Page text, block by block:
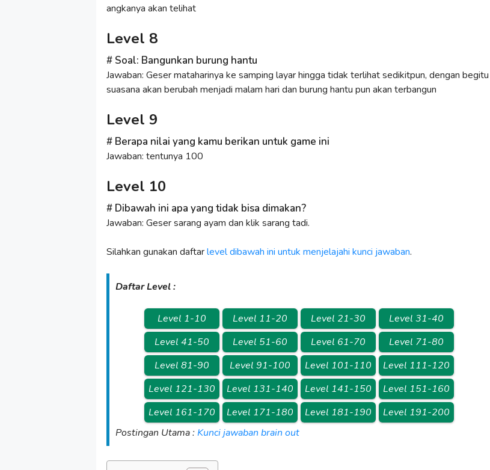
angkanya akan telihat
Level 8
Soal: Bangunkan burung hantu
Jawaban: Geser mataharinya ke samping layar hingga tidak terlihat sedikitpun, dengan begitu
suasana akan berubah menjadi malam hari dan burung hantu pun akan terbangun
Level 9
Berapa nilai yang kamu berikan untuk game ini
Jawaban: tentunya 100
Level 10
Dibawah ini apa yang tidak bisa dimakan?
Jawaban: Geser sarang ayam dan klik sarang tadi.
Silahkan gunakan daftarlevel dibawah ini untuk menjelajahi kunci jawaban.
Daftar Level :
Level 1-10 Level 11-20 Level 21-30
Level 31-40
Level 41-50
Level 51-60 Level 61-70
Level 71-80
Level 81-90
Level 91-100 Level 101-110
Level 111-120
Level 121-130
Level 131-140 Level 141-150
Level 151-160
Level 161-170
Level 171-180 Level 181-190
Level 191-200
Postingan Utama : Kunci jawaban brain out